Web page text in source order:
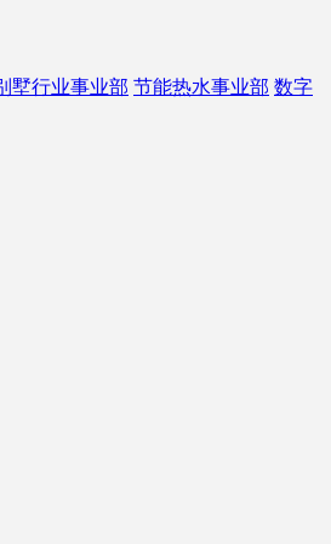
墅行业事业部 节能热水事业部 数字